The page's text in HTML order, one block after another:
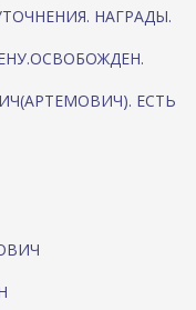
НАГРАДЫ.
ЕСТЬ